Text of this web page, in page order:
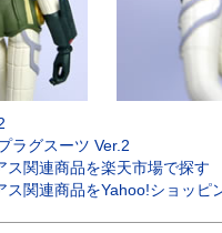
ラグスーツ Ver.2
関連商品を楽天市場で探す
ス関連商品をYahoo!ショッピ